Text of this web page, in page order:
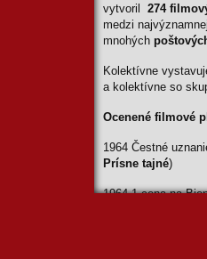
vytvoril 274
medzi
mnohých
Kolektívne
a kolektívne so
Ocenené filmové
1964 Čestné
Prísne tajné)
1964 1.cena na